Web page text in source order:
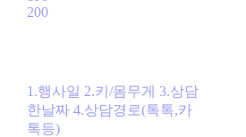
200
1.행사일 2.키/몸무게 3.상담
한날짜 4.상담경로(톡톡,카
톡등)